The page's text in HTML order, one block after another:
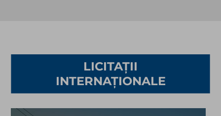
LICITAȚII
INTERNAȚIONALE